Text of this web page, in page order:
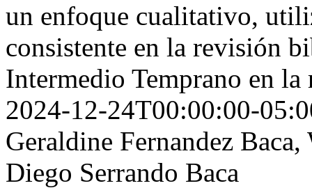
un enfoque cualitativo,
consistente en la revisión
Intermedio Temprano en
2024-12-24T00:00:00-
Geraldine Fernandez
Diego Serrando Baca